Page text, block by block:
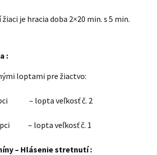
je hracia doba 2×20 min. s 5 min.
:
loptami pre žiactvo:
– lopta veľkosť č. 2
– lopta veľkosť č. 1
– Hlásenie stretnutí :